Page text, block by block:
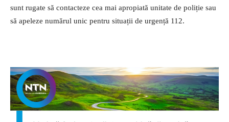
sunt rugate să contacteze cea mai apropiată unitate de poliție sau
să apeleze numărul unic pentru situații de urgență 112.